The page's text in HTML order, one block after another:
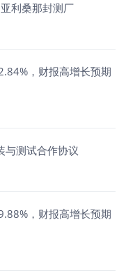
利桑那封测厂
，财报高增长预期
与测试合作协议
，财报高增长预期